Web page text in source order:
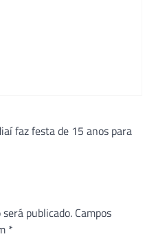
faz festa de 15 anos para
publicado. Campos
*